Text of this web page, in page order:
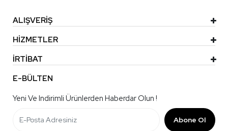
ALIŞVERİŞ
HİZMETLER
İRTİBAT
E-BÜLTEN
Yeni Ve Indirimli Ürünlerden Haberdar Olun !
Abone Ol